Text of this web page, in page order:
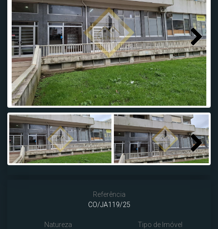
Next
Next
Referência
CO/JA119/25
Natureza
Tipo de Imóvel